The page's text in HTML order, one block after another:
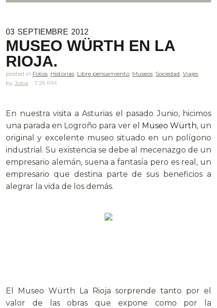
03 SEPTIEMBRE 2012
MUSEO WÜRTH EN LA
RIOJA.
posted in Fotos Historias Libre pensamiento Museos Sociedad Viajes
Jopa
7.29 PM
En nuestra visita a Asturias el pasado Junio, hicimos
una parada en Logroño para ver el Museo Würth, un
original y excelente museo situado en un polígono
industrial. Su existencia se debe al mecenazgo de un
empresario alemán, suena a fantasía pero es real, un
empresario que destina parte de sus beneficios a
alegrar la vida de los demás.
El Museo Würth La Rioja sorprende tanto por el
valor de las obras que expone como por la